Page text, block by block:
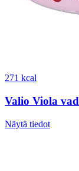
271 kcal
Valio Viola
Näytä tiedot